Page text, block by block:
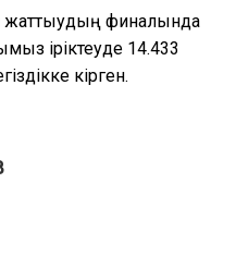
жаттығудың финалында
іріктеуде 14.433
кірген.